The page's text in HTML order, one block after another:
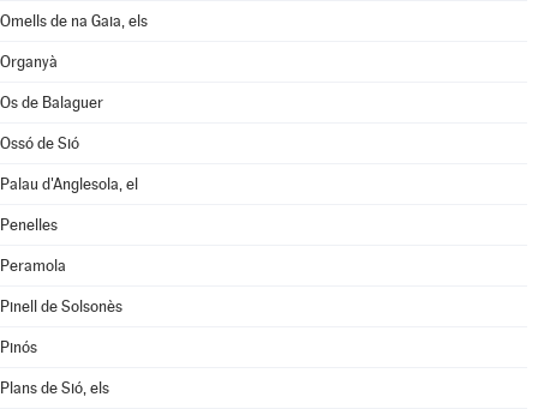
Omells de na Gaia, els
Organyà
Os de Balaguer
Ossó de Sió
Palau d'Anglesola, el
Penelles
Peramola
Pinell de Solsonès
Pinós
Plans de Sió, els